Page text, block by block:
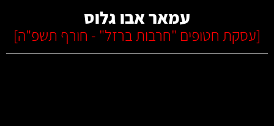
עמאר אבו גלוס
[עסקת חטופים "חרבות ברזל" - חורף תשפ"ה]